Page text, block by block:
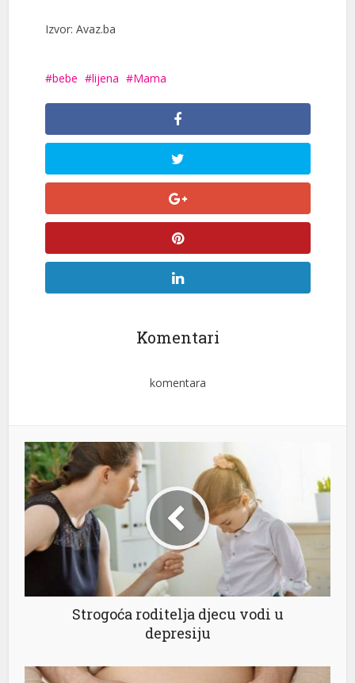
Izvor: Avaz.ba
bebe lijena Mama
Komentari
komentara
Strogoća roditelja djecu vodi u
depresiju